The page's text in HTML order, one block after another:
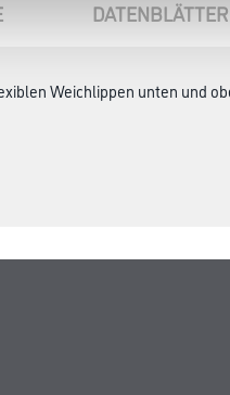
DATENBLÄTTER
Weichlippen unten und